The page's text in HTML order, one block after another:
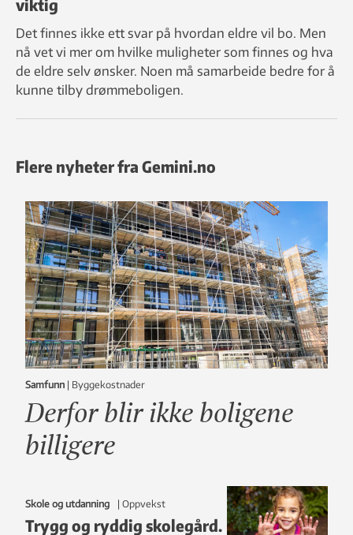
viktig
Det finnes ikke ett svar på hvordan eldre vil bo. Men
nå vet vi mer om hvilke muligheter som finnes og hva
de eldre selv ønsker. Noen må samarbeide bedre for å
kunne tilby drømmeboligen.
Flere nyheter fra Gemini.no
Samfunn | Byggekostnader
Derfor blir ikke boligene
billigere
Skole og utdanning | oppvekst
Trygg og ryddig skolegård.